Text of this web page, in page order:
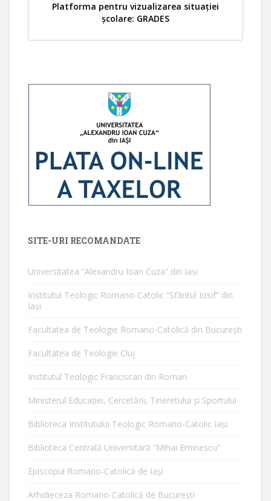
Platforma pentru vizualizarea situației
școlare: GRADES
SITE-URI RECOMANDATE
Universitatea ”Alexandru Ioan Cuza” din Iaşi
Institutul Teologic Romano-Catolic ”Sfântul Iosif” din
Iaşi
Facultatea de Teologie Romano-Catolică din Bucureşti
Facultatea de Teologie Cluj
Institutul Teologic Franciscan din Roman
Ministerul Educaţiei, Cercetării, Tineretului şi Sportului
Biblioteca Institutului Teologic Romano-Catolic Iaşi
Biblioteca Centrală Universitară ”Mihai Eminescu”
Episcopia Romano-Catolică de Iaşi
Arhidieceza Romano-Catolică de Bucureşti